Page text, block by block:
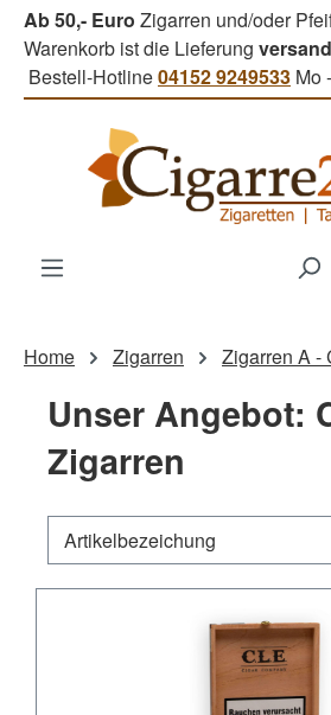
Zum Hauptinhalt springen
Ab 50,- Euro Zigarren und/oder
Warenkorb ist die Lieferung
Bestell-Hotline04152 9249533 Mo
Home Zigarren Zigarren A -
Unser Angebot:
Zigarren